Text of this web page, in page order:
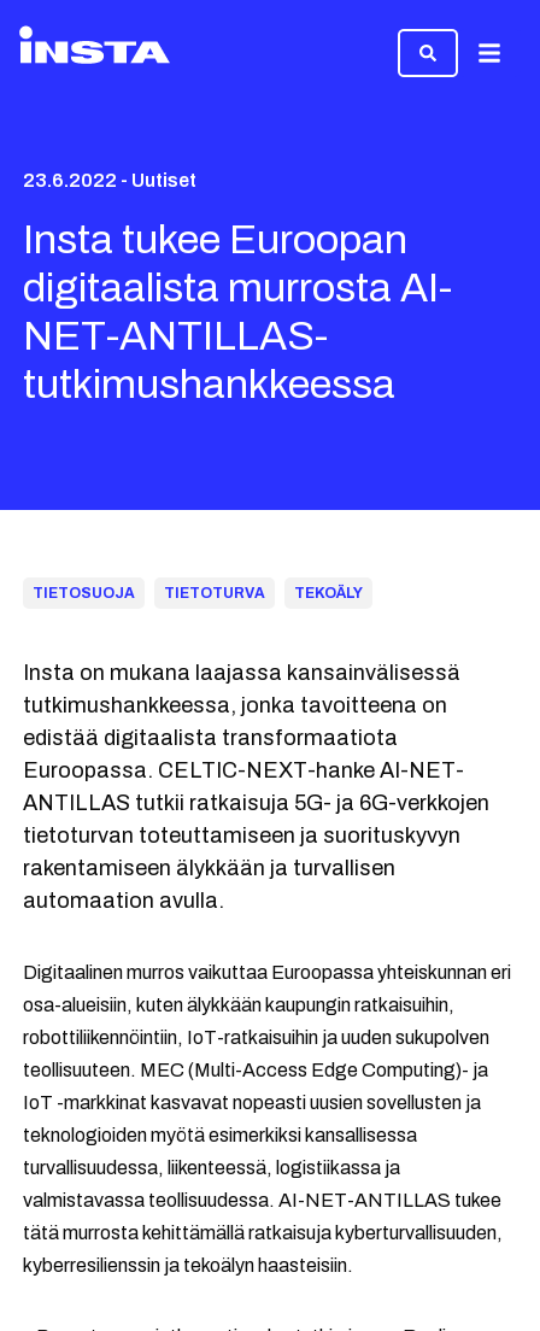
23.6.2022 - Uutiset
Insta tukee Euroopan
digitaalista murrosta AI-
NET-ANTILLAS-
tutkimushankkeessa
TIETOSUOJA TIETOTURVA TEKOÄLY
Insta on mukana laajassa kansainvälisessä
tutkimushankkeessa, jonka tavoitteena on
edistää digitaalista transformaatiota
Euroopassa. CELTIC-NEXT-hanke AI-NET-
ANTILLAS tutkii ratkaisuja 5G- ja 6G-verkkojen
tietoturvan toteuttamiseen ja suorituskyvyn
rakentamiseen älykkään ja turvallisen
automaation avulla.
Digitaalinen murros vaikuttaa Euroopassa yhteiskunnan eri
osa-alueisiin, kuten älykkään kaupungin ratkaisuihin,
robottiliikennöintiin, IoT-ratkaisuihin ja uuden sukupolven
teollisuuteen. MEC (Multi-Access Edge Computing)- ja
IoT -markkinat kasvavat nopeasti uusien sovellusten ja
teknologioiden myötä esimerkiksi kansallisessa
turvallisuudessa, liikenteessä, logistiikassa ja
valmistavassa teollisuudessa. AI-NET-ANTILLAS tukee
tätä murrosta kehittämällä ratkaisuja kyberturvallisuuden,
kyberresilienssin ja tekoälyn haasteisiin.